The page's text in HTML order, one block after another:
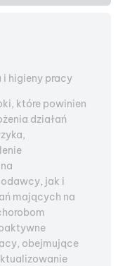
i higieny pracy
które powinien
działań
jak i
mających na
obejmujące